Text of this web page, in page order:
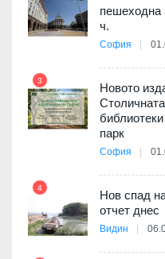
пешеходна
ч.
София
3
Новото
парк
София
4
Нов спад
отчет днес
Видин